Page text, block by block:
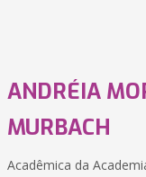
ANDRÉIA
MURBACH
Acadêmica da